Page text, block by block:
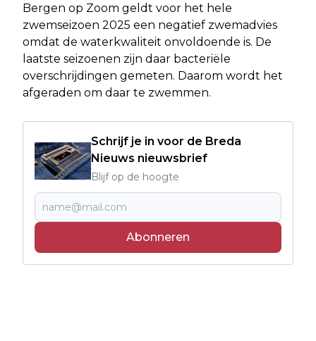
Bergen op Zoom geldt voor het hele
zwemseizoen 2025 een negatief zwemadvies
omdat de waterkwaliteit onvoldoende is. De
laatste seizoenen zijn daar bacteriële
overschrijdingen gemeten. Daarom wordt het
afgeraden om daar te zwemmen.
Schrijf je in voor de Breda
Nieuws nieuwsbrief
Blijf op de hoogte
Abonneren